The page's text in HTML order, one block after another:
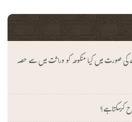
صورت میں کیا منکوحہ کو وراثت میں سے حصہ
ہے؟